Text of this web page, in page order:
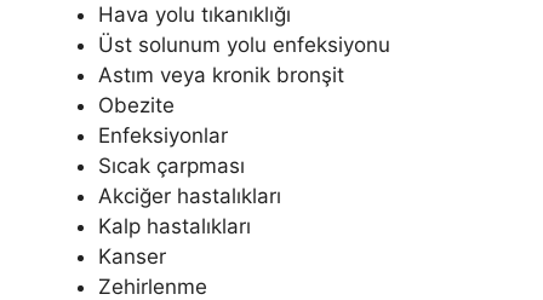
Hava yolu tıkanıklığı
Üst solunum yolu enfeksiyonu
Astım veya kronik bronşit
Obezite
Enfeksiyonlar
Sıcak çarpması
Akciğer hastalıkları
Kalp hastalıkları
Kanser
Zehirlenme